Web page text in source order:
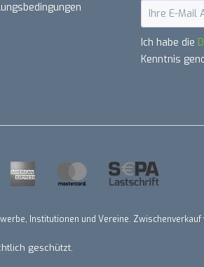
Ich habe die
Kenntnis
Institutionen und Vereine.
geschützt.